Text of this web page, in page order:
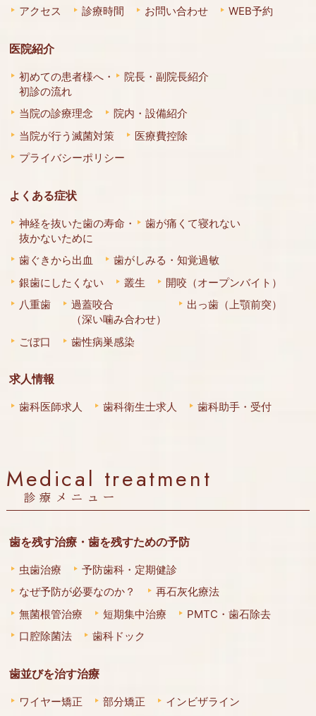
アクセス 診療時間 お問い合わせ WEB予約
医院紹介
初めての患者様へ・
初診の流れ
院長・副院長紹介
当院の診療理念
院内・設備紹介
当院が行う滅菌対策
医療費控除
プライバシーポリシー
よくある症状
神経を抜いた歯の寿命・
抜かないために
歯が痛くて寝れない
歯ぐきから出血
歯がしみる・知覚過敏
銀歯にしたくない
叢生
開咬（オープンバイト）
八重歯
過蓋咬合
（深い噛み合わせ）
出っ歯（上顎前突）
ごぼ口 歯性病巣感染
求人情報
歯科医師求人 歯科衛生士求人 歯科助手・受付
Medical treatment
診療メニュー
歯を残す治療・歯を残すための予防
虫歯治療
予防歯科・定期健診
なぜ予防が必要なのか？
再石灰化療法
無菌根管治療
短期集中治療
PMTC・歯石除去
口腔除菌法
歯科ドック
歯並びを治す治療
ワイヤー矯正 部分矯正
インビザライン